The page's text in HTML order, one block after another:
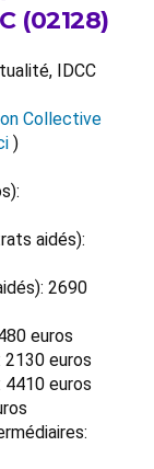
(02128)
IDCC
Collective
)
aidés):
2690
euros
euros
euros